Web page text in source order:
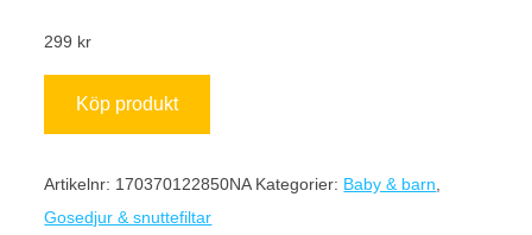
299 kr
Köp produkt
Artikelnr: 170370122850NA Kategorier: Baby & barn
Gosedjur & snuttefiltar